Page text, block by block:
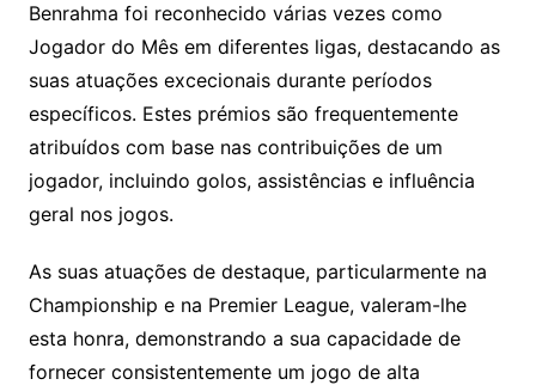
Benrahma foi reconhecido várias vezes como
Jogador do Mês em diferentes ligas, destacando as
suas atuações excecionais durante períodos
específicos. Estes prémios são frequentemente
atribuídos com base nas contribuições de um
jogador, incluindo golos, assistências e influência
geral nos jogos.
As suas atuações de destaque, particularmente na
Championship e na Premier League, valeram-lhe
esta honra, demonstrando a sua capacidade de
fornecer consistentemente um jogo de alta